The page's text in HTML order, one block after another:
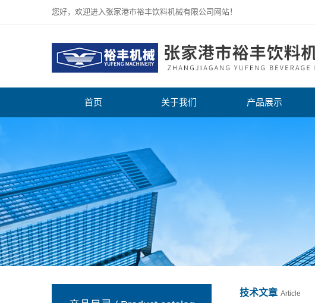
您好，欢迎进入张家港市裕丰饮料机械有限公司网站！
首页 关于我们 产品展示
技术文章 Article